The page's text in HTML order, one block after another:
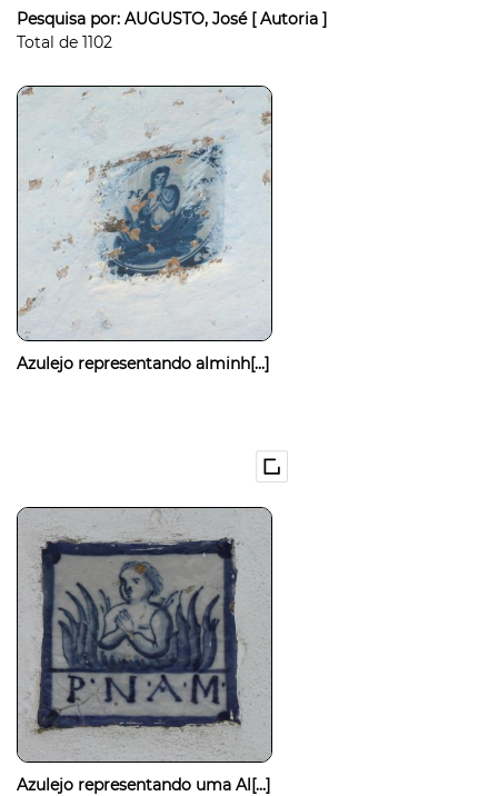
Pesquisa por: AUGUSTO, José [ Autoria ]
Total de 1102
Azulejo representando alminh[...]
Azulejo representando uma Al[...]